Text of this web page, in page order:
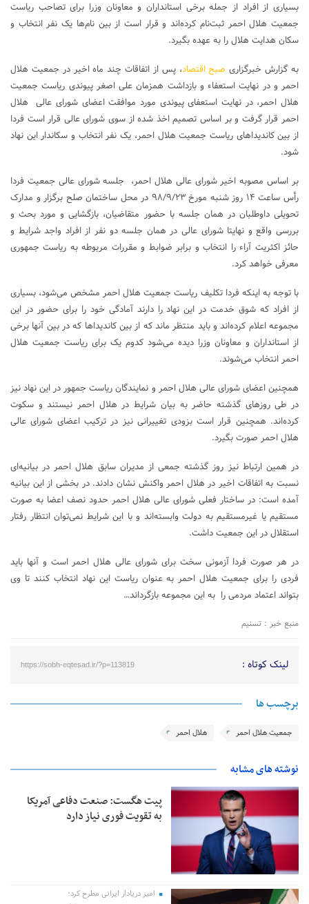
بسیاری از افراد از جمله برخی استانداران و معاونان وزرا برای تصاحب ریاست
جمعیت هلال احمر ثبت‌نام کرده‌اند و قرار است از بین نام‌ها یک نفر انتخاب و
سکان هدایت هلال را به عهده بگیرد.
به گزارش خبرگزاری صبح اقتصاد، پس از اتفاقات چند ماه اخیر در جمعیت هلال
احمر و در نهایت استعفاء و بازداشت همزمان علی اصغر پیوندی ریاست جمعیت
هلال احمر، در نهایت استعفای پیوندی مورد موافقت اعضای شورای عالی هلال
احمر قرار گرفت و بر اساس تصمیم اخذ شده از سوی شورای عالی قرار است فردا
از بین کاندیداهای ریاست جمعیت هلال احمر، یک نفر انتخاب و سکاندار این نهاد
شود.
بر اساس مصوبه اخیر شورای عالی هلال احمر، جلسه شورای عالی جمعیت فردا
رأس ساعت ۱۴ روز شنبه مورخ ۹۸/۹/۲۳ در محل ساختمان صلح برگزار و مدارک
تحویلی داوطلبان در همان جلسه با حضور متقاضیان، بازگشایی و مورد بحث و
بررسی واقع و نهایتا شورای عالی در همان جلسه دو نفر از افراد واجد شرایط و
حائز اکثریت آراء را انتخاب و برابر ضوابط و مقررات مربوطه به ریاست جمهوری
معرفی خواهد کرد.
با توجه به اینکه فردا تکلیف ریاست جمعیت هلال احمر مشخص می‌شود، بسیاری
از افراد که شوق خدمت در این نهاد را دارند آمادگی خود را برای حضور در این
مجموعه اعلام کرده‌اند و باید منتظر ماند که از بین کاندیداها که در بین آنها برخی
از استانداران و معاونان وزرا دیده می‌شود کدوم یک برای ریاست جمعیت هلال
احمر انتخاب می‌شوند.
همچنین اعضای شورای عالی هلال احمر و نمایندگان ریاست جمهور در این نهاد نیز
در طی روزهای گذشته حاضر به بیان شرایط در هلال احمر نیستند و سکوت
کرده‌اند. همچنین قرار است بزودی تغییرانی نیز در ترکیب اعضای شورای عالی
هلال احمر صورت بگیرد.
در همین ارتباط نیز روز گذشته جمعی از مدیران سابق هلال احمر در بیانیه‌ای
نسبت به اتفاقات اخیر در هلال احمر واکنش نشان دادند. در بخشی از این بیانیه
آمده است: در ساختار فعلی شورای عالی هلال احمر حدود نصف اعضا به صورت
مستقیم یا غیرمستقیم به دولت وابسته‌اند و با این شرایط نمی‌توان انتظار رفتار
استقلال در این جمعیت داشت.
در هر صورت فردا آزمونی سخت برای شورای عالی هلال احمر است و آنها باید
فردی را برای جمعیت هلال احمر به عنوان ریاست این نهاد انتخاب کنند تا وی
بتواند اعتماد مردمی را به این مجموعه بازگرداند…
منبع خبر : تسنیم
لینک کوتاه : https://sobh-eqtesad.ir/?p=113819
برچسب ها
جمعیت هلال احمر هلال احمر
نوشته های مشابه
پیت هگست: صنعت دفاعی آمریکا
به تقویت فوری نیاز دارد
امیر دریادار ایرانی مطرح کرد؛